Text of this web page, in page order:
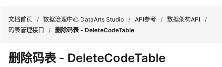
最
新
文档首页 / 数据治理中心 DataArts Studio / API参考 / 数据架构API /
码表管理接口
/ 删除码表 - DeleteCodeTable
删除码表 - DeleteCodeTable